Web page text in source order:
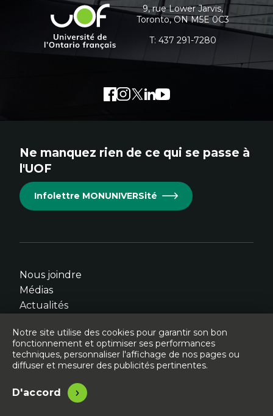
informations
supplémentaires
Université
l'Ontario
9, rue Lower Jarvis,
Toronto, ON M5E 0C3
T: 437 291-7280
Facebook
Lien
Cet
s'ouvrira
dans
fenêtre.
Instagram
Lien
Cet
s'ouvrira
dans
fenêtre.
Twitter
Lien
Cet
s'ouvrira
dans
fenêtre.
LinkedIn
Lien
Cet
s'ouvrira
dans
fenêtre.
Youtube
Lien
Cet
s'ouvrira
dans
fenêtre.
Ne manquez rien de ce qui se passe à
l'UOF
Infolettre MONUNIVERSité
Nous joindre
Médias
Actualités
© Université de l'Ontario français - 2026
Accessibilité
Site conçu, développé et hébergé par
Notre site utilise des cookies pour garantir son bon
fonctionnement et optimiser ses performances
techniques, personnaliser l'affichage de nos pages ou
diffuser et mesurer des publicités pertinentes.
D'accord